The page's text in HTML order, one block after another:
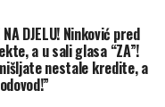
NA DJELU! Ninković pred
a u sali glasa “ZA”!
nestale kredite, a